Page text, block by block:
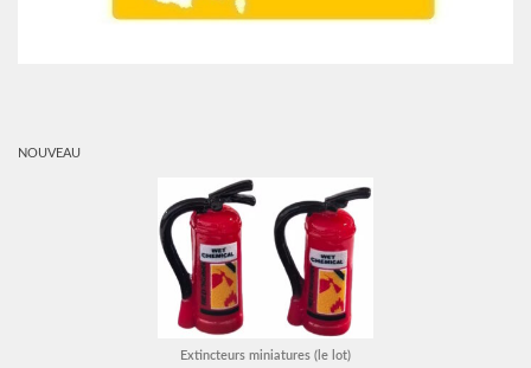
NOUVEAU
Extincteurs miniatures (le lot)